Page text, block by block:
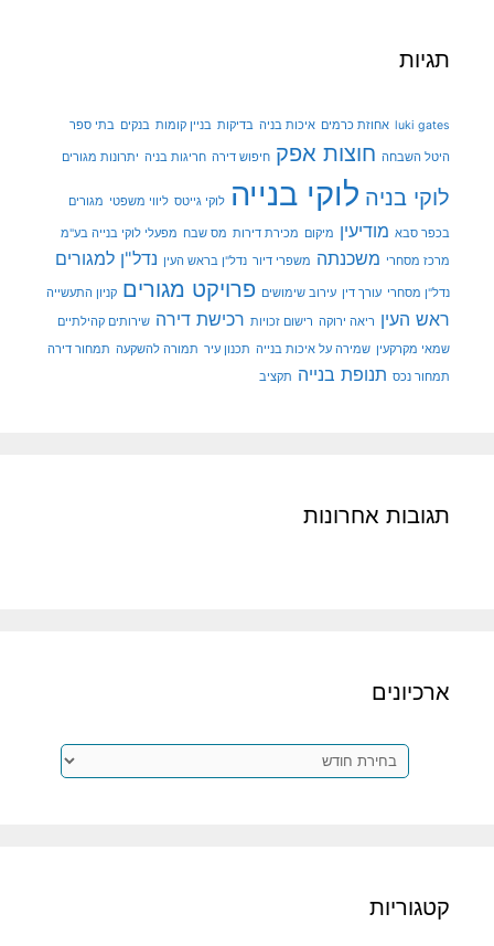
תגיות
luki gates אחוזת כרמים איכות בניה בדיקות בניין קומות בנקים בתי ספר
היטל השבחה חוצות אפק חיפוש דירה חריגות בניה יתרונות מגורים
לוקי בניה לוקי בנייה לוקי גייטס ליווי משפטי מגורים
בכפר סבא מודיעין מיקום מכירת דירות מס שבח מפעלי לוקי בנייה בע"מ
מרכז מסחרי משכנתה משפרי דיור נדל"ן בראש העין נדל"ן למגורים
נדל"ן מסחרי עורך דין עירוב שימושים פרויקט מגורים קניון התעשייה
ראש העין ריאה ירוקה רישום זכויות רכישת דירה שירותים קהילתיים
שמאי מקרקעין שמירה על איכות בנייה תכנון עיר תמורה להשקעה תמחור דירה
תמחור נכס תנופת בנייה תקציב
תגובות אחרונות
ארכיונים
ארכיונים
קטגוריות